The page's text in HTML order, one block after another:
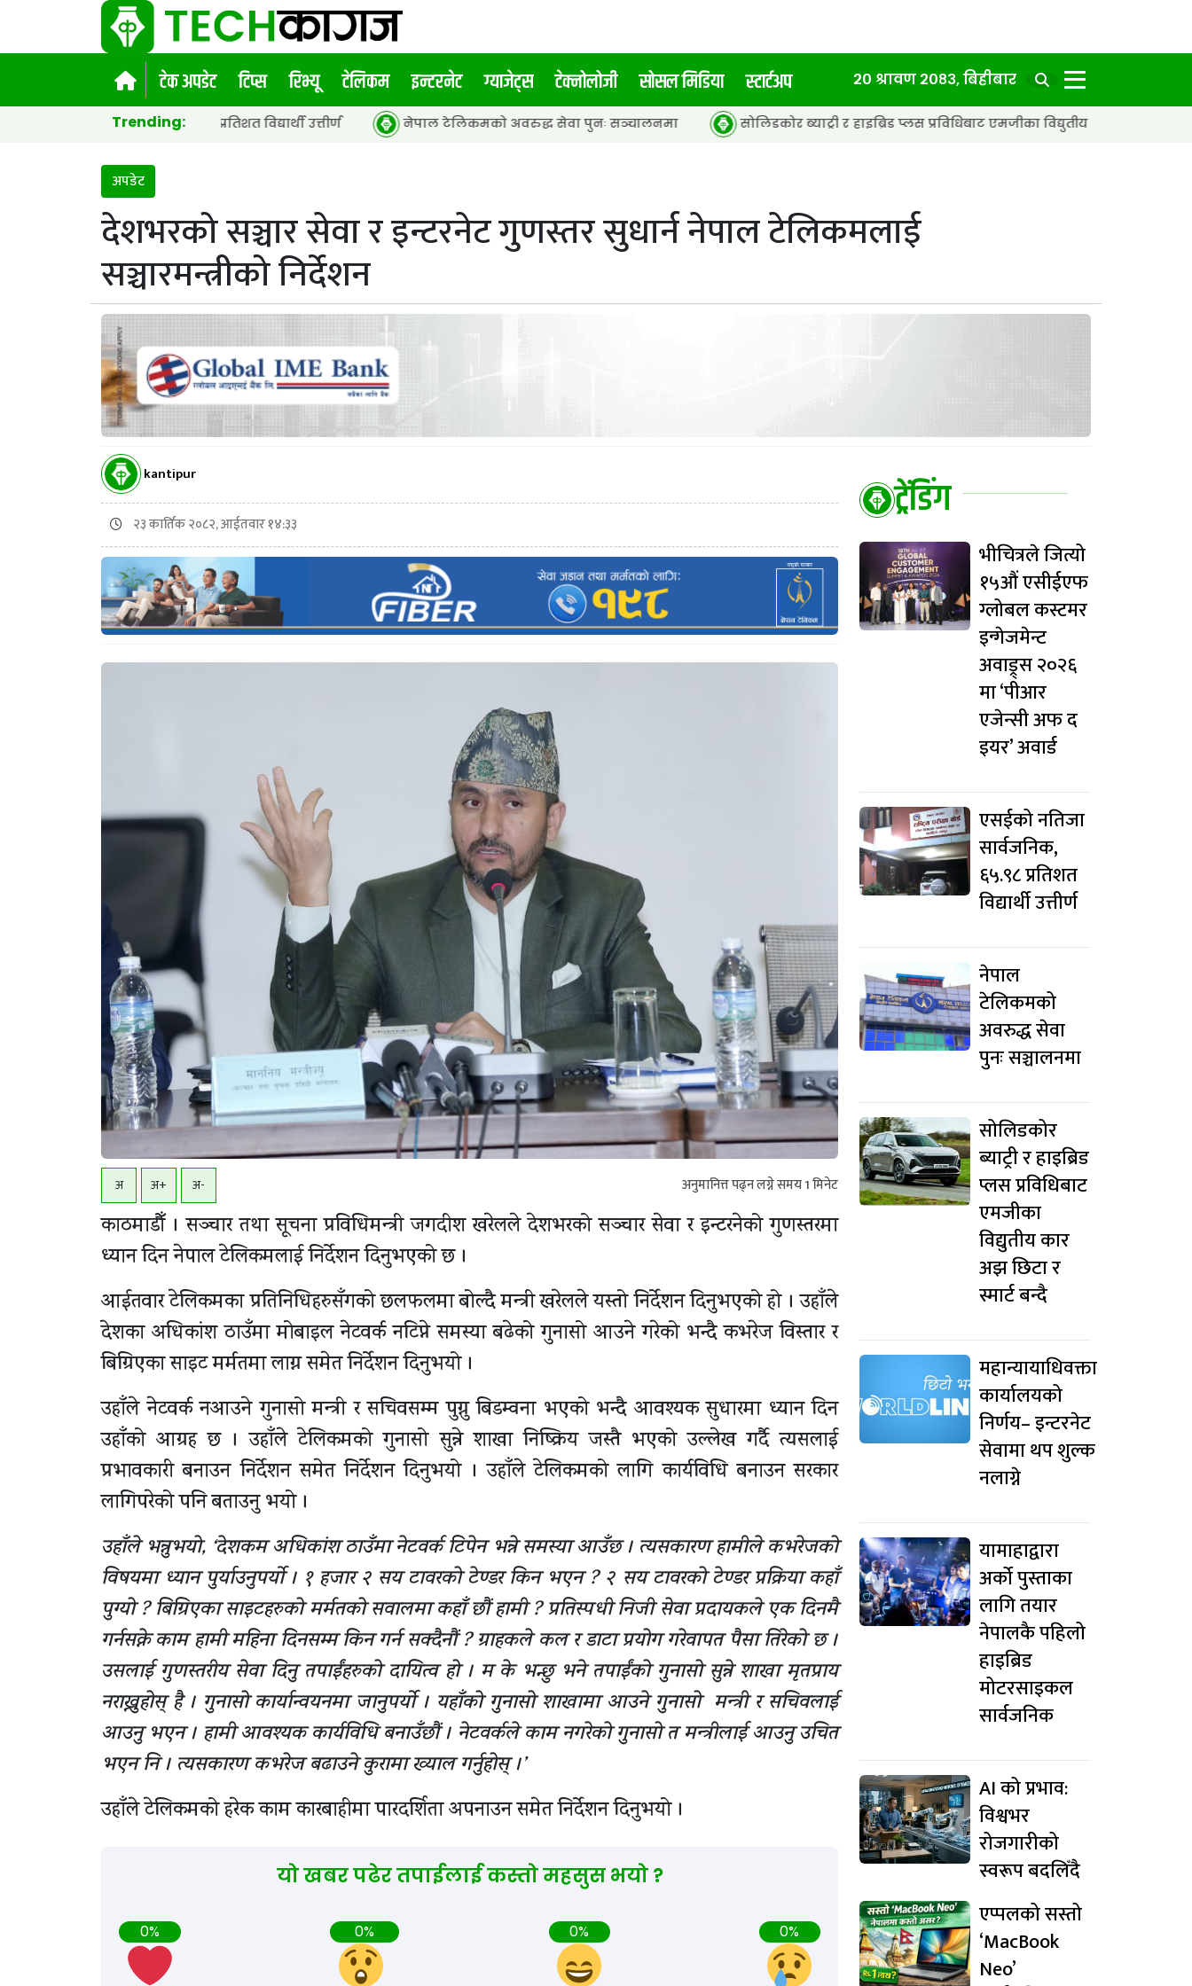
टेक अपडेट टिप्स रिभ्यू टेलिकम इन्टरनेट ग्याजेट्स टेक्नोलोजी सोसल मिडिया स्टार्टअप २० श्रावण २०८३, बिहीबार
Trending:
सार्वजनिक, ६५.९८ प्रतिशत विद्यार्थी उत्तीर्ण नेपाल टेलिकमको अवरुद्ध सेवा पुनः सञ्चालनमा सोलिडकोर ब्याट्री र हाइब्रिड प्लस प्रविधिबाट एमजीका विद्युतीय कार अझ छिटा र स्मार्ट बन्दै
अपडेट
देशभरको सञ्चार सेवा र इन्टरनेट गुणस्तर सुधार्न नेपाल टेलिकमलाई
सञ्चारमन्त्रीको निर्देशन
kantipur
२३ कार्तिक २०८२, आईतवार १४:३३
अ अ+ अ- अनुमानित्त पढ्न लग्ने समय1मिनेट
काठमाडौँ । सञ्चार तथा सूचना प्रविधिमन्त्री जगदीश खरेलले देशभरको सञ्चार सेवा र इन्टरनेको गुणस्तरमा
ध्यान दिन नेपाल टेलिकमलाई निर्देशन दिनुभएको छ ।
आईतवार टेलिकमका प्रतिनिधिहरुसँगको छलफलमा बोल्दै मन्त्री खरेलले यस्तो निर्देशन दिनुभएको हो । उहाँले
देशका अधिकांश ठाउँमा मोबाइल नेटवर्क नटिप्ने समस्या बढेको गुनासो आउने गरेको भन्दै कभरेज विस्तार र
बिग्रिएका साइट मर्मतमा लाग्न समेत निर्देशन दिनुभयो ।
उहाँले नेटवर्क नआउने गुनासो मन्त्री र सचिवसम्म पुग्नु बिडम्वना भएको भन्दै आवश्यक सुधारमा ध्यान दिन
उहाँको आग्रह छ । उहाँले टेलिकमको गुनासो सुन्ने शाखा निष्क्रिय जस्तै भएको उल्लेख गर्दै त्यसलाई
प्रभावकारी बनाउन निर्देशन समेत निर्देशन दिनुभयो । उहाँले टेलिकमको लागि कार्यविधि बनाउन सरकार
लागिपरेको पनि बताउनु भयो ।
उहाँले भन्नुभयो, ‘देशकम अधिकांश ठाउँमा नेटवर्क टिपेन भन्ने समस्या आउँछ । त्यसकारण हामीले कभरेजको
विषयमा ध्यान पुर्याउनुपर्यो । १ हजार २ सय टावरको टेण्डर किन भएन ? २ सय टावरको टेण्डर प्रक्रिया कहाँ
पुग्यो ? बिग्रिएका साइटहरुको मर्मतको सवालमा कहाँ छौं हामी ? प्रतिस्पधी निजी सेवा प्रदायकले एक दिनमै
गर्नसक्ने काम हामी महिना दिनसम्म किन गर्न सक्दैनौं ? ग्राहकले कल र डाटा प्रयोग गरेवापत पैसा तिरेको छ ।
उसलाई गुणस्तरीय सेवा दिनु तपाईंहरुको दायित्व हो । म के भन्छु भने तपाईंको गुनासो सुन्ने शाखा मृतप्राय
नराख्नुहोस् है । गुनासो कार्यान्वयनमा जानुपर्यो । यहाँको गुनासो शाखामा आउने गुनासो मन्त्री र सचिवलाई
आउनु भएन । हामी आवश्यक कार्यविधि बनाउँछौं । नेटवर्कले काम नगरेको गुनासो त मन्त्रीलाई आउनु उचित
भएन नि । त्यसकारण कभरेज बढाउने कुरामा ख्याल गर्नुहोस् ।’
उहाँले टेलिकमको हरेक काम कारबाहीमा पारदर्शिता अपनाउन समेत निर्देशन दिनुभयो ।
यो खबर पढेर तपाईलाई कस्तो महसुस भयो ?
0% 0% 0% 0%
ट्रेंडिंग
भीचित्रले जित्यो
१५औं एसीईएफ
ग्लोबल कस्टमर
इन्गेजमेन्ट
अवाड्र्स २०२६
मा ‘पीआर
एजेन्सी अफ द
इयर’ अवार्ड
एसईको नतिजा
सार्वजनिक,
६५.९८ प्रतिशत
विद्यार्थी उत्तीर्ण
नेपाल
टेलिकमको
अवरुद्ध सेवा
पुनः सञ्चालनमा
सोलिडकोर
ब्याट्री र हाइब्रिड
प्लस प्रविधिबाट
एमजीका
विद्युतीय कार
अझ छिटा र
स्मार्ट बन्दै
महान्यायाधिवक्ता
कार्यालयको
निर्णय– इन्टरनेट
सेवामा थप शुल्क
नलाग्ने
यामाहाद्वारा
अर्को पुस्ताका
लागि तयार
नेपालकै पहिलो
हाइब्रिड
मोटरसाइकल
सार्वजनिक
AI को प्रभाव:
विश्वभर
रोजगारीको
स्वरूप बदलिँदै
एप्पलको सस्तो
‘MacBook
Neo’